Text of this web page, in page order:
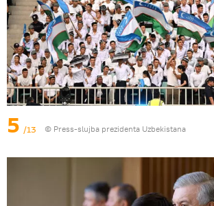
5 /13 © Press-slujba prezidenta Uzbekistana